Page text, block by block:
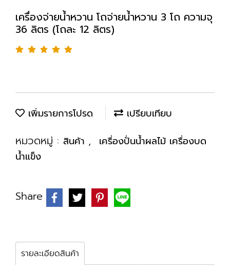
เครื่องจ่ายน้ำหวาน โถจ่ายน้ำหวาน 3 โถ ความจุ
36 ลิตร (โถละ 12 ลิตร)
เพิ่มรายการโปรด เปรียบเทียบ
หมวดหมู่ : สินค้า ,
เครื่องปั่นน้ำผลไม้ เครื่องบด
น้ำแข็ง
Share
รายละเอียดสินค้า